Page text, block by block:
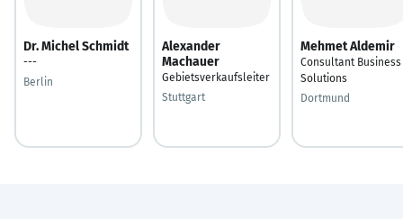
Dr. Michel Schmidt
---
Berlin
Alexander
Machauer
Gebietsverkaufsleiter
Stuttgart
Mehmet Aldemir
Consultant Business
Solutions
Dortmund